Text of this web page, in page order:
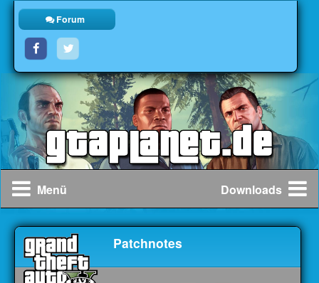
Forum
Menü Downloads
Patchnotes